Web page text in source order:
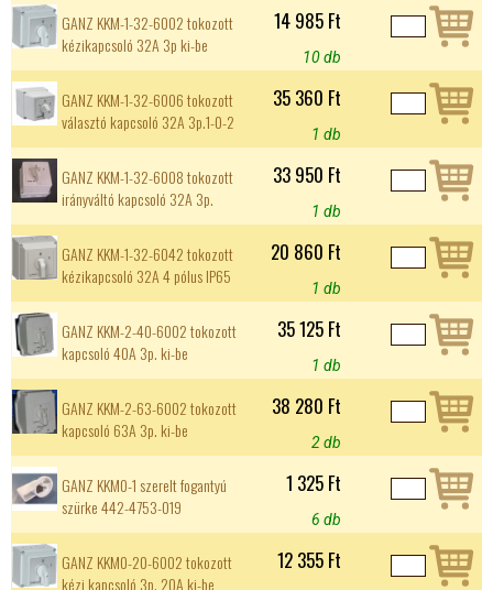
GANZ KKM-1-32-6002 tokozott
kézikapcsoló 32A 3p ki-be
14 985 Ft
10 db
GANZ KKM-1-32-6006 tokozott
választó kapcsoló 32A 3p.1-0-2
35 360 Ft
1 db
GANZ KKM-1-32-6008 tokozott
irányváltó kapcsoló 32A 3p.
33 950 Ft
1 db
GANZ KKM-1-32-6042 tokozott
kézikapcsoló 32A 4 pólus IP65
20 860 Ft
1 db
GANZ KKM-2-40-6002 tokozott
kapcsoló 40A 3p. ki-be
35 125 Ft
1 db
GANZ KKM-2-63-6002 tokozott
kapcsoló 63A 3p. ki-be
38 280 Ft
2 db
GANZ KKM0-1 szerelt fogantyú
szürke 442-4753-019
1 325 Ft
6 db
GANZ KKM0-20-6002 tokozott
kézi kapcsoló 3p. 20A ki-be
12 355 Ft